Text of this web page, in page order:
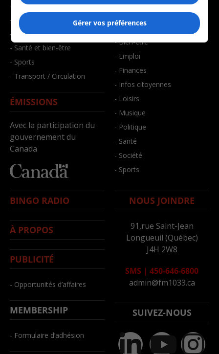
- Éducation
- Environnement
- Faits divers
- Santé et bien-être
- Sports
- Transport / Circulation
ÉMISSIONS
Avec la participation du
gouvernement du
Canada
- Affaires
- Art de vivre
- Bien-être
- Emploi
- Finances
- Infos citoyennes
- Loisirs
- Musique
- Politique
- Santé
- Société
- Sports
BINGO RADIO
À PROPOS
PUBLICITÉ
- Opportunités d’affaires
MEMBERSHIP
- Formulaire d’adhésion
NOUS JOINDRE
91,rue Saint-Jean
Longueuil (Québec)
J4H 2W8
SMS | 450-646-6800
admin@fm1033.ca
SUIVEZ-NOUS
Gérer vos préférences